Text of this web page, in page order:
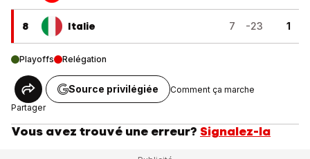
8 Italie 7 -23 1
Playoffs Relégation
Partager
Source privilégiée Comment ça marche
Vous avez trouvé une erreur? Signalez-la